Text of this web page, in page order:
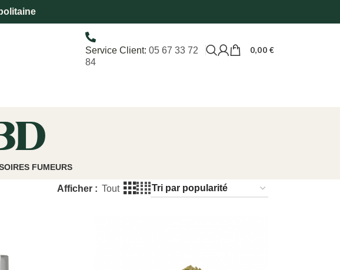
Service Client: 05 67 33 72
84
0,00 €
FUMEURS
Afficher Tout